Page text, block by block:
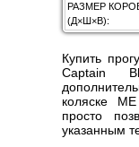
РАЗМЕР
(Д×Ш×В):
Купить
Captain
коляске
просто
указанным